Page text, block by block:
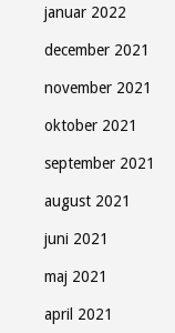
januar 2022
december 2021
november 2021
oktober 2021
september 2021
august 2021
juni 2021
maj 2021
april 2021